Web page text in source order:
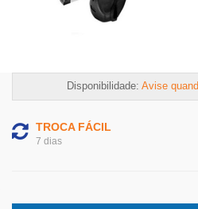
Disponibilidade: Avise
TROCA FÁCIL
7 dias